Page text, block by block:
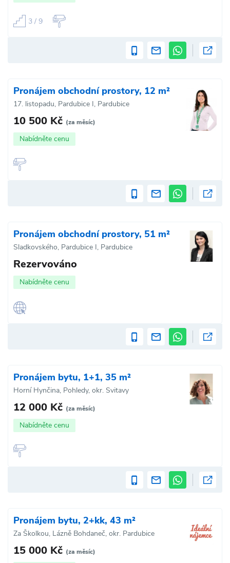
3 / 9
Pronájem obchodní prostory, 12 m²
17. listopadu, Pardubice I, Pardubice
10 500 Kč (za měsíc)
Nabídněte cenu
Pronájem obchodní prostory, 51 m²
Sladkovského, Pardubice I, Pardubice
Rezervováno
Nabídněte cenu
Pronájem bytu, 1+1, 35 m²
Horní Hynčina, Pohledy, okr. Svitavy
12 000 Kč (za měsíc)
Nabídněte cenu
Pronájem bytu, 2+kk, 43 m²
Za Školkou, Lázně Bohdaneč, okr. Pardubice
15 000 Kč (za měsíc)